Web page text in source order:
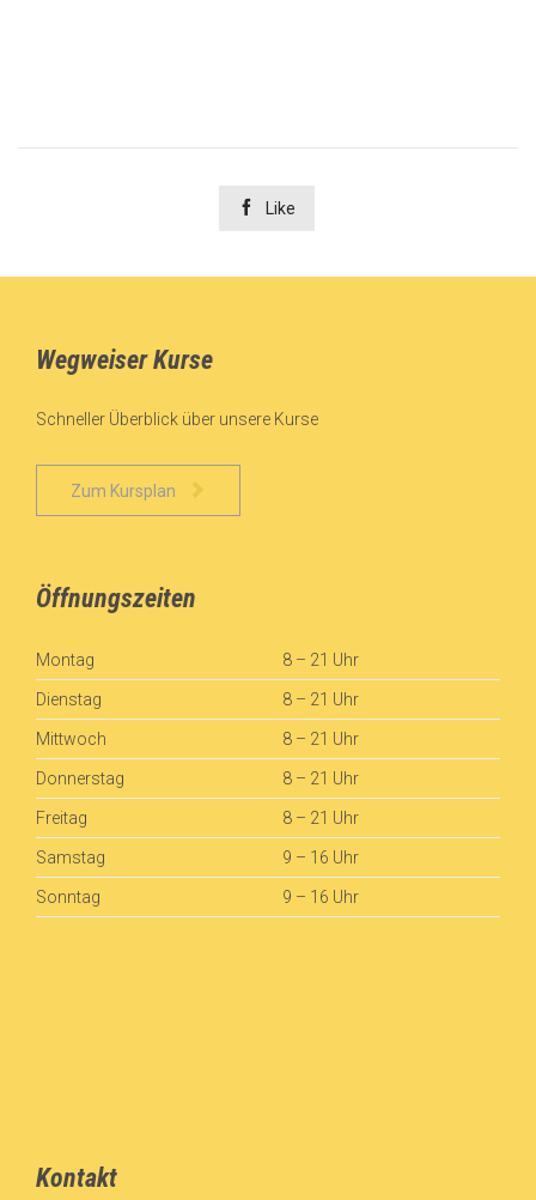
 Like
Wegweiser Kurse
Schneller Überblick über unsere Kurse
Zum Kursplan
Öffnungszeiten
Montag 8 – 21 Uhr
Dienstag 8 – 21 Uhr
Mittwoch 8 – 21 Uhr
Donnerstag 8 – 21 Uhr
Freitag 8 – 21 Uhr
Samstag 9 – 16 Uhr
Sonntag 9 – 16 Uhr
Kontakt